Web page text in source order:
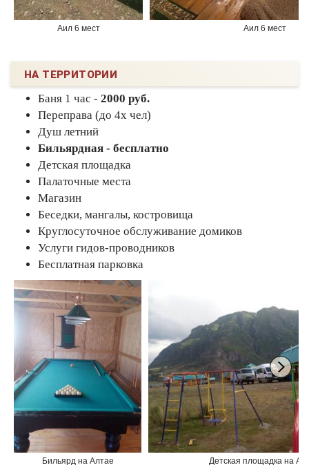
Аил 6 мест Аил 6 мест
НА ТЕРРИТОРИИ
Баня 1 час - 2000 руб.
Переправа (до 4х чел)
Душ летний
Бильярдная - бесплатно
Детская площадка
Палаточные места
Магазин
Беседки, мангалы, костровища
Круглосуточное обслуживание домиков
Услуги гидов-проводников
Бесплатная парковка
Бильярд на Алтае Детская площадка на